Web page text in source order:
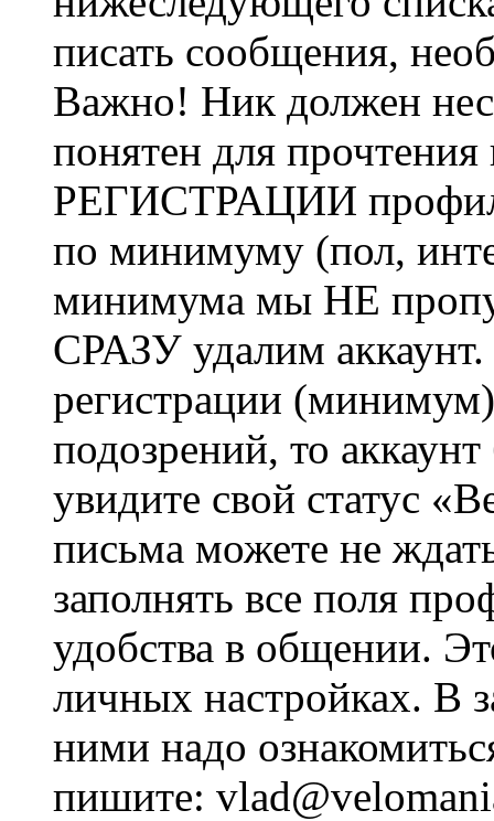
писать сообщения,
Важно! Ник должен
понятен для
РЕГИСТРАЦИИ профиль
по минимуму (пол,
минимума мы НЕ
СРАЗУ удалим
регистрации
подозрений, то
увидите свой статус
письма можете не
заполнять все поля
удобства в общении.
личных настройках. В
ними надо
пишите: